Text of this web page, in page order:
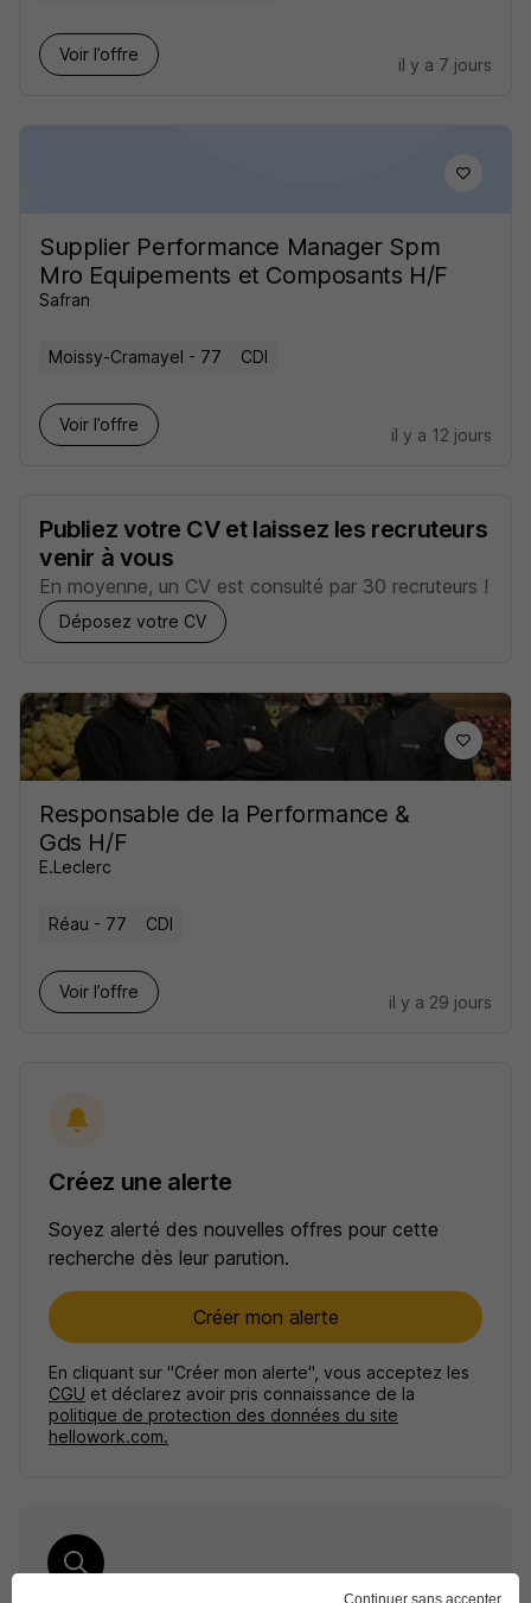
Voir l’offre
il y a 7 jours
Supplier Performance Manager Spm
Mro Equipements et Composants H/F
Safran
Moissy-Cramayel - 77 CDI
Voir l’offre
il y a 12 jours
Publiez votre CV et laissez les recruteurs
venir à vous
En moyenne, un CV est consulté par 30 recruteurs !
Déposez votre CV
Responsable de la Performance &
Gds H/F
E.Leclerc
Réau - 77 CDI
Voir l’offre
il y a 29 jours
Créez une alerte
Soyez alerté des nouvelles offres pour cette
recherche dès leur parution.
Créer mon alerte
En cliquant sur "Créer mon alerte", vous acceptez les
CGU et déclarez avoir pris connaissance de la
politique de protection des données du site
hellowork.com.
Continuer sans accepter